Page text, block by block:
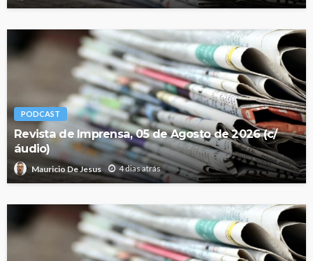
PODCAST
Revista de Imprensa, 05 de Agosto de 2026 (c/
áudio)
Mauricio De Jesus 4 dias atrás